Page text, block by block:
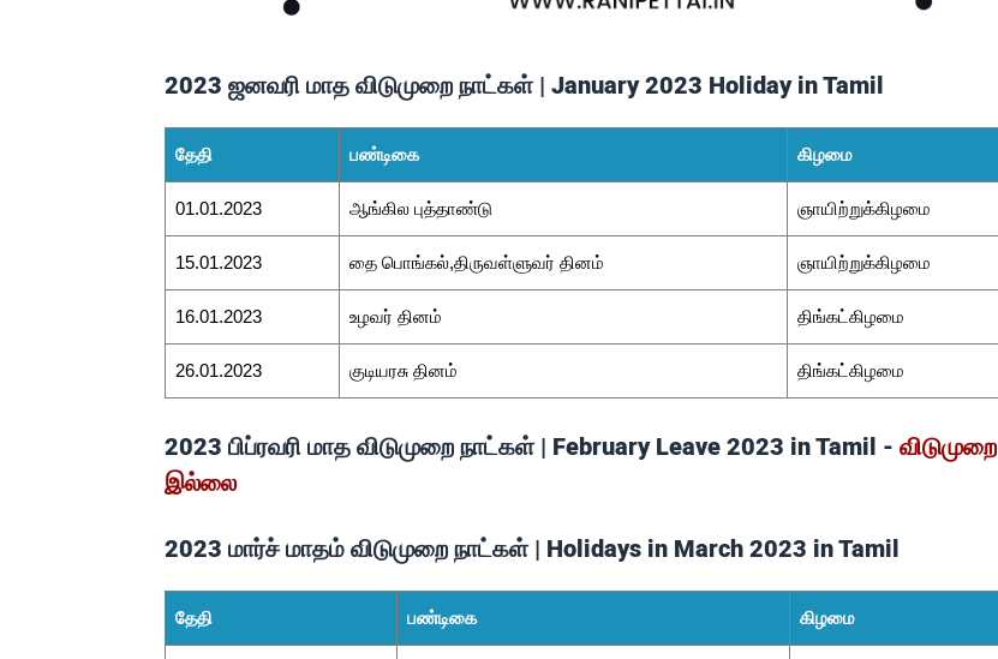
2023 ஜனவரி மாத விடுமுறை நாட்கள் | January 2023 Holiday in Tamil
தேதி பண்டிகை கிழமை
01.01.2023 ஆங்கில புத்தாண்டு ஞாயிற்றுக்கிழமை
15.01.2023 தை பொங்கல்,திருவள்ளுவர் தினம் ஞாயிற்றுக்கிழமை
16.01.2023 உழவர் தினம் திங்கட்கிழமை
26.01.2023 குடியரசு தினம் திங்கட்கிழமை
2023 பிப்ரவரி மாத விடுமுறை நாட்கள் | February Leave 2023 in Tamil - விடுமுறை
இல்லை
2023 மார்ச் மாதம் விடுமுறை நாட்கள் | Holidays in March 2023 in Tamil
தேதி பண்டிகை கிழமை